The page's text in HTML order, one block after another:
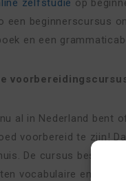
zelfstudie op
een beginnerscursus
en een
al in Nederland bent
voorbereid te zijn!
De cursus bestaat
vocabulaire en